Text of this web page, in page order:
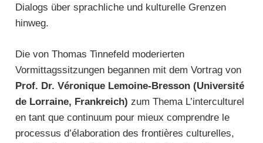
Dialogs über sprachliche und kulturelle Grenzen
hinweg.
Die von Thomas Tinnefeld moderierten
Vormittagssitzungen begannen mit dem Vortrag von
Prof. Dr. Véronique Lemoine-Bresson (Université
de Lorraine, Frankreich) zum Thema L’interculturel
en tant que continuum pour mieux comprendre le
processus d’élaboration des frontières culturelles,